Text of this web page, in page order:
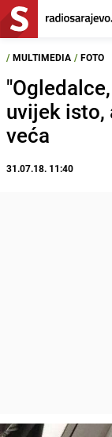
/ MULTIMEDIA / FOTO
uvijek isto,
veća
31.07.18. 11:40